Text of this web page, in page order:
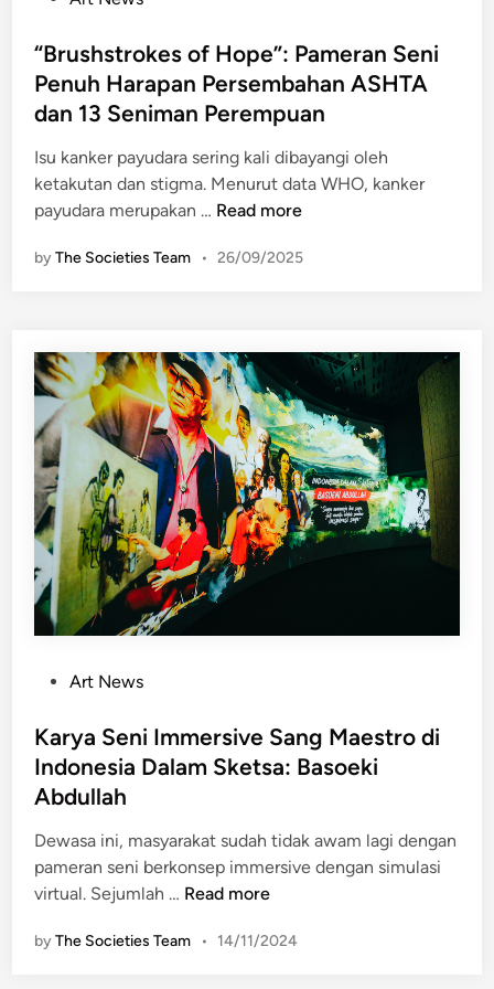
A
t
F
a
r
0
s
t
e
d
i
n
“Brushstrokes of Hope”: Pameran Seni
Penuh Harapan Persembahan ASHTA
dan 13 Seniman Perempuan
Isu kanker payudara sering kali dibayangi oleh
ketakutan dan stigma. Menurut data WHO, kanker
payudara merupakan … “
r
s
t
r
o
k
e
s
o
f
H
o
:
P
e
r
a
S
Read more
byThe Societies Team • 26/09/2025
s
t
e
i
n
Art News
Karya Seni Immersive Sang Maestro di
Indonesia Dalam Sketsa: Basoeki
Abdullah
Dewasa ini, masyarakat sudah tidak awam lagi dengan
pameran seni berkonsep immersive dengan simulasi
virtual. Sejumlah … K
r
Read more
byThe Societies Team • 14/11/2024